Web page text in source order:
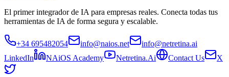
El primer integrador de IA para empresas reales. Conecta todas tus
herramientas de IA de forma segura y escalable.
+34 695482054 info@naios.net
info@netretina.ai
LinkedIn
NAiOS Academy Netretina.Ai Contact Us X